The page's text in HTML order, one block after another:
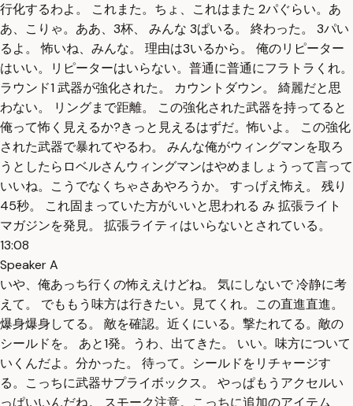
行化するわよ。 これまた。ちょ、これはまた 2パぐらい。あ
あ、こりゃ。ああ、3杯、 みんな 3ぱいる。 終わった。 3パい
るよ。 怖いね、みんな。 理由は3いるから。 俺のリピーター
はいい。リピーターはいらない。普通に普通にフラトラくれ。
ラウンド1 武器が強化された。 カウントダウン。 綺麗だと思
わない。 リングまで距離。 この強化された武器を持ってると
俺って怖く見えるか?きっと見えるはずだ。怖いよ。 この強化
された武器で暴れてやるわ。 みんな俺がウィングマンを取ろ
うとしたらロベルさんウィングマンはやめましょうって言って
いいね。こうでなくちゃさあやろうか。 すっげえ怖え。 残り
45秒。 これ固まっていた方がいいと思われる み 拡張ライト
マガジンを発見。 拡張ライティはいらないとされている。
13:08
Speaker A
いや、俺あっち行くの怖ええけどね。 気にしないで 冷静に考
えて。 でももう味方は行きたい。見てくれ。この直進直進。
爆身爆身してる。 敵を確認。近くにいる。撃たれてる。敵の
シールドを。 あと1発。うわ、出てきた。 いい。味方について
いくんだよ。分かった。 待って。シールドをリチャージす
る。こっちに武器サプライボックス。 やっぱもうアクセルい
っぱいいんだね。 スモーク注意。こっちに追加のアイテム